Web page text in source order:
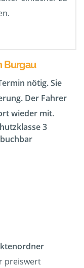
Burgau
nötig. Sie
Der Fahrer
wieder mit.
3
preiswert